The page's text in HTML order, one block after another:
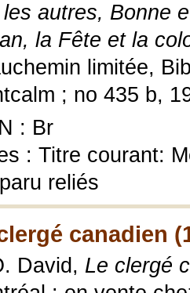
autres, Bonne
la Fête et la
limitée,
; no 435 b,
: Br
: Titre courant:
reliés
canadien
David, Le clergé